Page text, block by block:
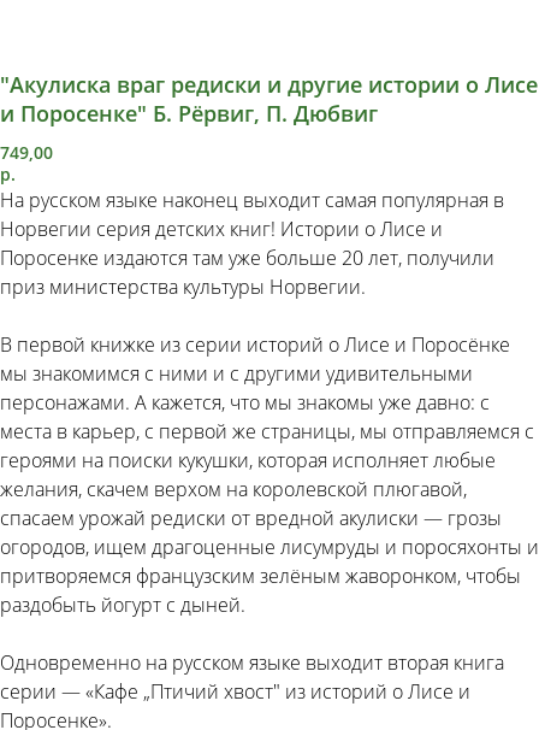
"Акулиска враг редиски и другие истории о Лисе
и Поросенке" Б. Рёрвиг, П. Дюбвиг
749,00
р.
На русском языке наконец выходит самая популярная в
Норвегии серия детских книг! Истории о Лисе и
Поросенке издаются там уже больше 20 лет, получили
приз министерства культуры Норвегии.
В первой книжке из серии историй о Лисе и Поросёнке
мы знакомимся с ними и с другими удивительными
персонажами. А кажется, что мы знакомы уже давно: с
места в карьер, с первой же страницы, мы отправляемся с
героями на поиски кукушки, которая исполняет любые
желания, скачем верхом на королевской плюгавой,
спасаем урожай редиски от вредной акулиски — грозы
огородов, ищем драгоценные лисумруды и поросяхонты и
притворяемся французским зелёным жаворонком, чтобы
раздобыть йогурт с дыней.
Одновременно на русском языке выходит вторая книга
серии — «Кафе „Птичий хвост" из историй о Лисе и
Поросенке».